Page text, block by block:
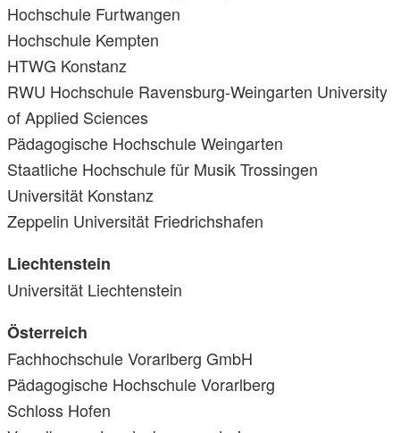
Hochschule Furtwangen
Hochschule Kempten
HTWG Konstanz
RWU Hochschule Ravensburg-Weingarten University
of Applied Sciences
Pädagogische Hochschule Weingarten
Staatliche Hochschule für Musik Trossingen
Universität Konstanz
Zeppelin Universität Friedrichshafen
Liechtenstein
Universität Liechtenstein
Österreich
Fachhochschule Vorarlberg GmbH
Pädagogische Hochschule Vorarlberg
Schloss Hofen